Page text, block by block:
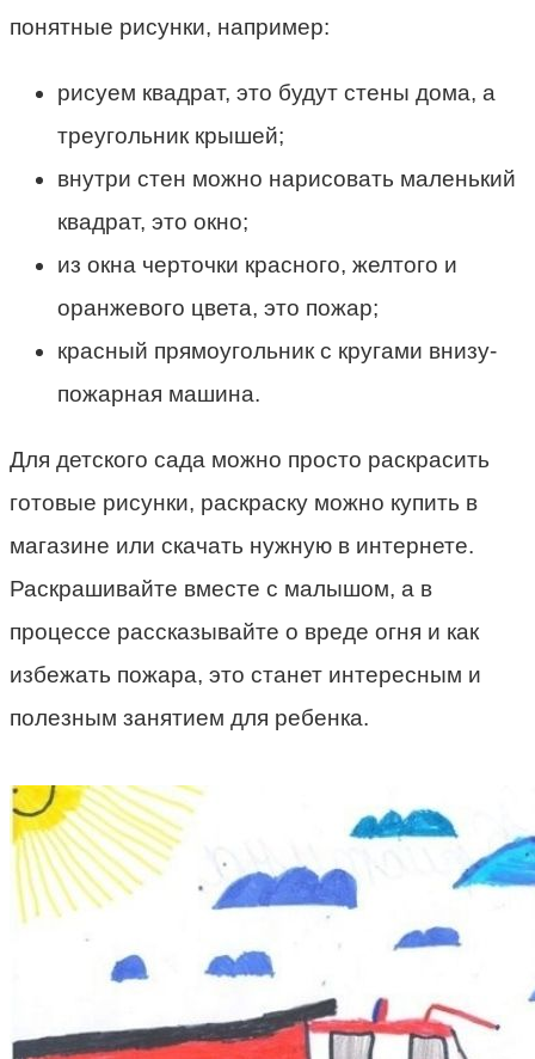
понятные рисунки, например:
рисуем квадрат, это будут стены дома, а
треугольник крышей;
внутри стен можно нарисовать маленький
квадрат, это окно;
из окна черточки красного, желтого и
оранжевого цвета, это пожар;
красный прямоугольник с кругами внизу-
пожарная машина.
Для детского сада можно просто раскрасить
готовые рисунки, раскраску можно купить в
магазине или скачать нужную в интернете.
Раскрашивайте вместе с малышом, а в
процессе рассказывайте о вреде огня и как
избежать пожара, это станет интересным и
полезным занятием для ребенка.